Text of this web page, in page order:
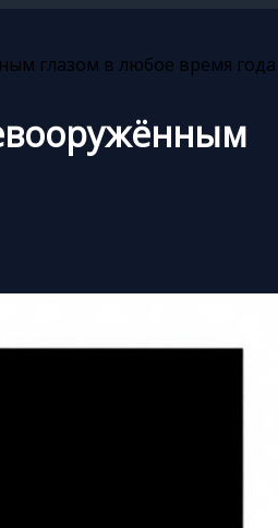
глазом в любое время года